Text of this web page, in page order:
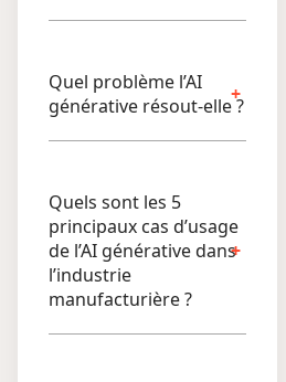
Quel problème l’AI
générative résout-elle ?
Quels sont les 5
principaux cas d’usage
de l’AI générative dans
l’industrie
manufacturière ?